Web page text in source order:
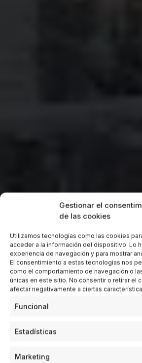
Gestionar el
de las cookies
Utilizamos tecnologías como las cookies
acceder a la información del dispositivo. Lo
experiencia de navegación y para mostrar
El consentimiento a estas tecnologías nos
como el comportamiento de navegación o
únicas en este sitio. No consentir o retirar el
afectar negativamente a ciertas
Funcional
Estadísticas
Marketing